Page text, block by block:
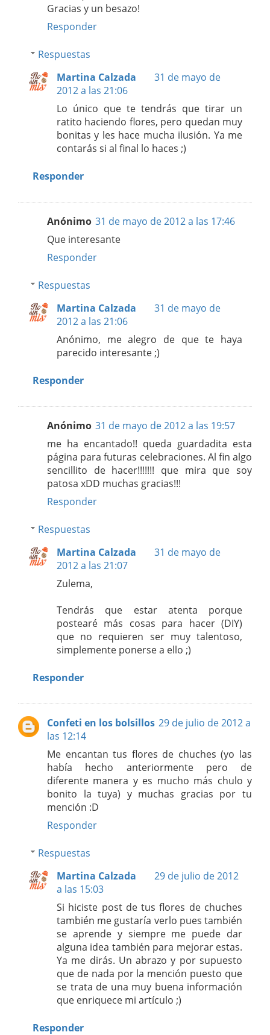
Gracias y un besazo!
Responder
Respuestas
Martina Calzada
31 de mayo de
2012 a las 21:06
Lo único que te tendrás que tirar un
ratito haciendo flores, pero quedan muy
bonitas y les hace mucha ilusión. Ya me
contarás si al final lo haces ;)
Responder
Anónimo 31 de mayo de 2012 a las 17:46
Que interesante
Responder
Respuestas
Martina Calzada
31 de mayo de
2012 a las 21:06
Anónimo, me alegro de que te haya
parecido interesante ;)
Responder
Anónimo 31 de mayo de 2012 a las 19:57
me ha encantado!! queda guardadita esta
página para futuras celebraciones. Al fin algo
sencillito de hacer!!!!!!! que mira que soy
patosa xDD muchas gracias!!!
Responder
Respuestas
Martina Calzada
31 de mayo de
2012 a las 21:07
Zulema,
Tendrás que estar atenta porque
postearé más cosas para hacer (DIY)
que no requieren ser muy talentoso,
simplemente ponerse a ello ;)
Responder
Confeti en los bolsillos 29 de julio de 2012 a
las 12:14
Me encantan tus flores de chuches (yo las
había hecho anteriormente pero de
diferente manera y es mucho más chulo y
bonito la tuya) y muchas gracias por tu
mención :D
Responder
Respuestas
Martina Calzada
29 de julio de 2012
a las 15:03
Si hiciste post de tus flores de chuches
también me gustaría verlo pues también
se aprende y siempre me puede dar
alguna idea también para mejorar estas.
Ya me dirás. Un abrazo y por supuesto
que de nada por la mención puesto que
se trata de una muy buena información
que enriquece mi artículo ;)
Responder